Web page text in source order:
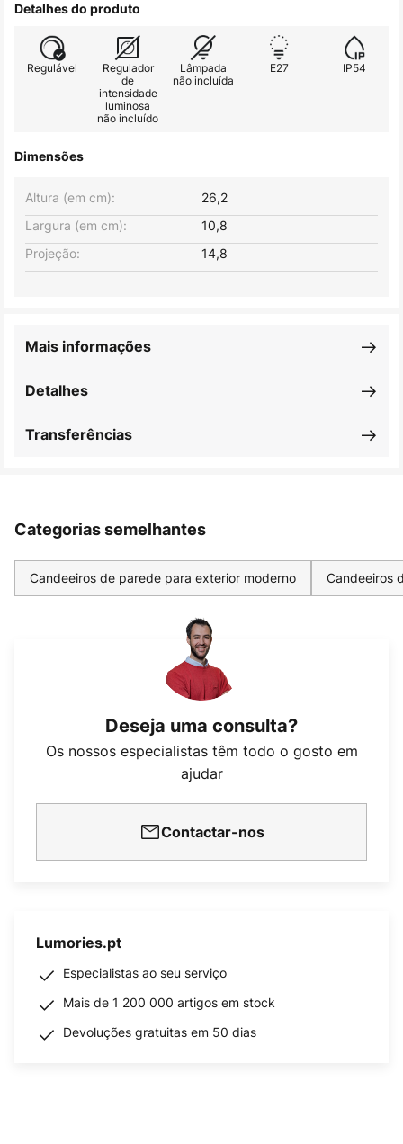
Detalhes do produto
Regulável
Regulador
de
intensidade
luminosa
não incluído
Lâmpada
não incluída
E27 IP54
Dimensões
Largura (em cm): 10,8
Altura (em cm): 26,2
Projeção: 14,8
Detalhes
Mais informações
Transferências
Categorias semelhantes
Candeeiros de parede para exterior moderno Candeeiros
Deseja uma consulta?
Os nossos especialistas têm todo o gosto em
ajudar
Contactar-nos
Lumories.pt
Especialistas ao seu serviço
Mais de 1 200 000 artigos em stock
Devoluções gratuitas em 50 dias